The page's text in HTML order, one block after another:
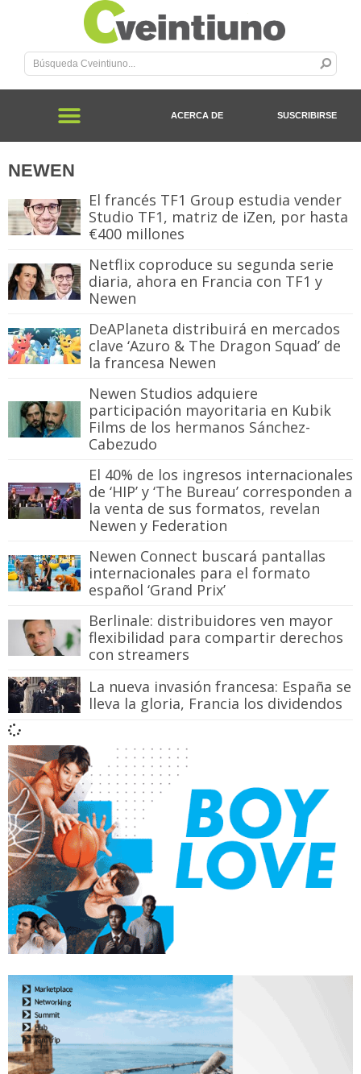
ACERCA DE SUSCRIBIRSE
NEWEN
El francés TF1 Group estudia vender
Studio TF1, matriz de iZen, por hasta
€400 millones
Netflix coproduce su segunda serie
diaria, ahora en Francia con TF1 y
Newen
DeAPlaneta distribuirá en mercados
clave ‘Azuro & The Dragon Squad’ de
la francesa Newen
Newen Studios adquiere
participación mayoritaria en Kubik
Films de los hermanos Sánchez-
Cabezudo
El 40% de los ingresos internacionales
de ‘HIP’ y ‘The Bureau’ corresponden a
la venta de sus formatos, revelan
Newen y Federation
Newen Connect buscará pantallas
internacionales para el formato
español ‘Grand Prix’
Berlinale: distribuidores ven mayor
flexibilidad para compartir derechos
con streamers
La nueva invasión francesa: España se
lleva la gloria, Francia los dividendos